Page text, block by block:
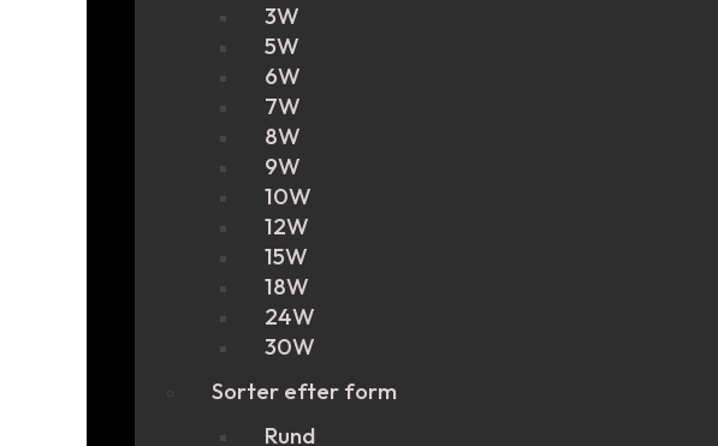
3W
5W
6W
7W
8W
9W
10W
12W
15W
18W
24W
30W
Sorter efter form
Rund